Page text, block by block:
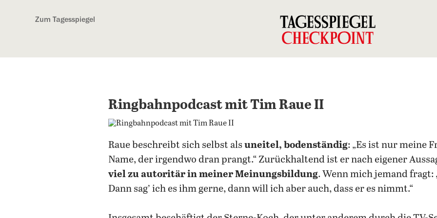
Zum Tagesspiegel
Ringbahnpodcast mit Tim Raue II
Raue beschreibt sich selbst alsuneitel, bodenständig: „Es ist nur meine
Name, der irgendwo dran prangt.“ Zurückhaltend ist er nach eigener
viel zu autoritär in meiner Meinungsbildung. Wenn mich jemand fragt:
Dann sag’ ich es ihm gerne, dann will ich aber auch, dass er es nimmt.“